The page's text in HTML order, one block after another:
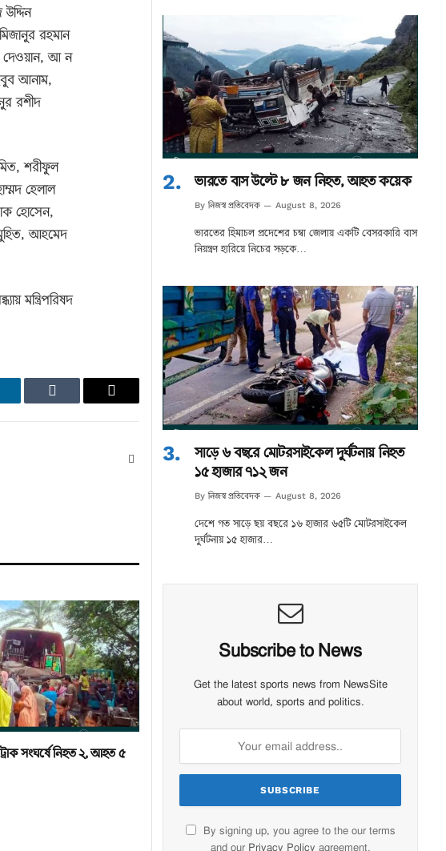
রহমান
দেওয়ান, আ ন
আনাম,
রশীদ
শরীফুল
হেলাল
হোসেন,
আহমেদ
মন্ত্রিপরিষদ
Tumblr Email
Website
সংঘর্ষে নিহত ২, আহত ৫
ভারতে বাস উল্টে ৮ জন নিহত, আহত কয়েক
By নিজস্ব প্রতিবেদক August 8, 2026
ভারতের হিমাচল প্রদেশের চম্বা জেলায় একটি বেসরকারি বাস
নিয়ন্ত্রণ হারিয়ে নিচের সড়কে…
সাড়ে ৬ বছরে মোটরসাইকেল দুর্ঘটনায় নিহত
১৫ হাজার ৭১২ জন
By নিজস্ব প্রতিবেদক August 8, 2026
দেশে গত সাড়ে ছয় বছরে ১৬ হাজার ৬৫টি মোটরসাইকেল
দুর্ঘটনায় ১৫ হাজার…
Subscribe to News
Get the latest sports news from NewsSite
about world, sports and politics.
By signing up, you agree to the our terms
and our Privacy Policy agreement.